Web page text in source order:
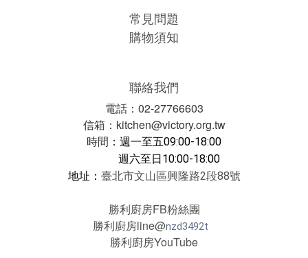
常見問題
購物須知
聯絡我們
電話：02-27766603
信箱：kitchen@victory.org.tw
時間 ： 週一至五09:00-18:00
週六至日10:00-18:00
地址： 臺北市文山區興隆路2段88號
勝利廚房FB粉絲團
勝利廚房line@nzd3492t
勝利廚房YouTube